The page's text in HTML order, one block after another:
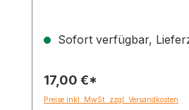
Sofort verfügbar,
17,00 €*
Preise inkl. MwSt. zzgl. Versandkosten